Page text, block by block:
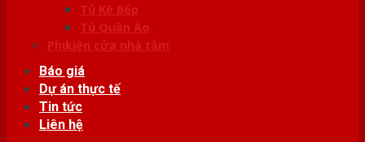
Tủ Kệ Bếp
Tủ Quần Áo
Phụ kiện cửa nhà tắm
Báo giá
Dự án thực tế
Tin tức
Liên hệ